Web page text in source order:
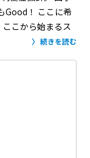
Good！ ここに希
ここから始まるス
いと思い、イタ
ており、
しても良さそう
続きを読む